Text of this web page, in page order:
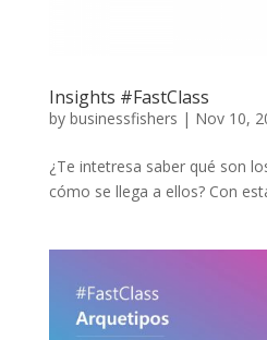
Insights #FastClass
by businessfishers | Nov 10,
¿Te intetresa saber qué son
cómo se llega a ellos? Con